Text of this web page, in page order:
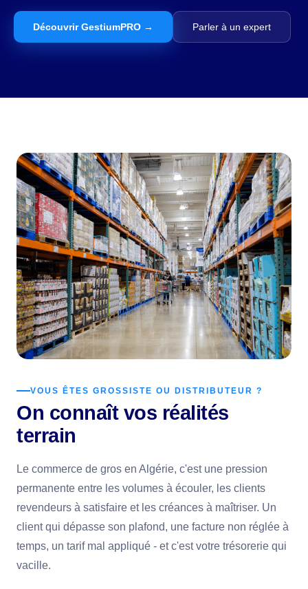
Découvrir GestiumPRO → Parler à un expert
VOUS ÊTES GROSSISTE OU DISTRIBUTEUR ?
On connaît vos réalités
terrain
Le commerce de gros en Algérie, c'est une pression
permanente entre les volumes à écouler, les clients
revendeurs à satisfaire et les créances à maîtriser. Un
client qui dépasse son plafond, une facture non réglée à
temps, un tarif mal appliqué - et c'est votre trésorerie qui
vacille.